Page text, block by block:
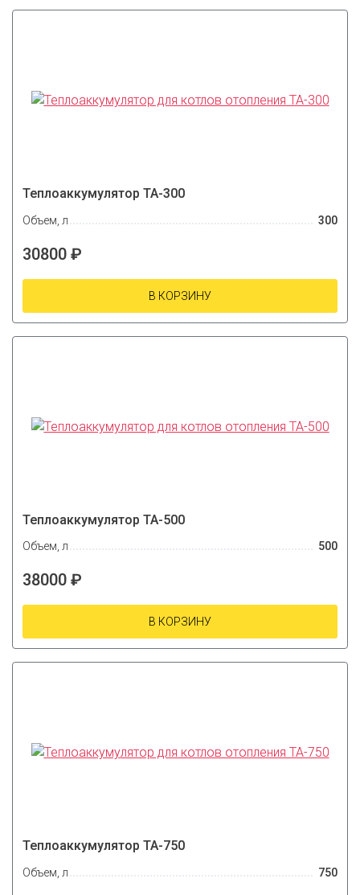
Теплоаккумулятор ТА-300
Объем, л 300
30800 ₽
В КОРЗИНУ
Теплоаккумулятор ТА-500
Объем, л 500
38000 ₽
В КОРЗИНУ
Теплоаккумулятор ТА-750
Объем, л 750